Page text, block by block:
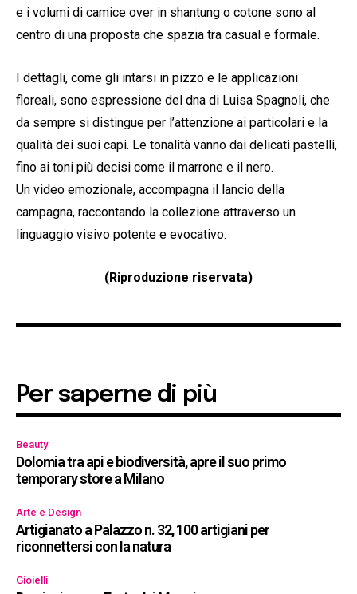
e i volumi di camice over in shantung o cotone sono al
centro di una proposta che spazia tra casual e formale.
I dettagli, come gli intarsi in pizzo e le applicazioni
floreali, sono espressione del dna di Luisa Spagnoli, che
da sempre si distingue per l’attenzione ai particolari e la
qualità dei suoi capi. Le tonalità vanno dai delicati pastelli,
fino ai toni più decisi come il marrone e il nero.
Un video emozionale, accompagna il lancio della
campagna, raccontando la collezione attraverso un
linguaggio visivo potente e evocativo.
(Riproduzione riservata)
Per saperne di più
Beauty
Dolomia tra api e biodiversità, apre il suo primo
temporary store a Milano
Arte e Design
Artigianato a Palazzo n. 32, 100 artigiani per
riconnettersi con la natura
Gioielli